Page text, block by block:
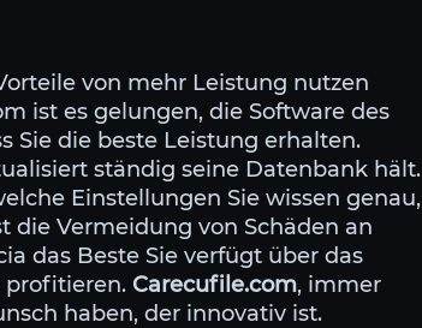
von mehr Leistung nutzen
ist es gelungen, die Software des
Sie die beste Leistung erhalten.
ständig seine Datenbank hält.
Einstellungen Sie wissen genau,
die Vermeidung von Schäden an
das Beste Sie verfügt über das
profitieren. Carecufile.com, immer
haben, der innovativ ist.